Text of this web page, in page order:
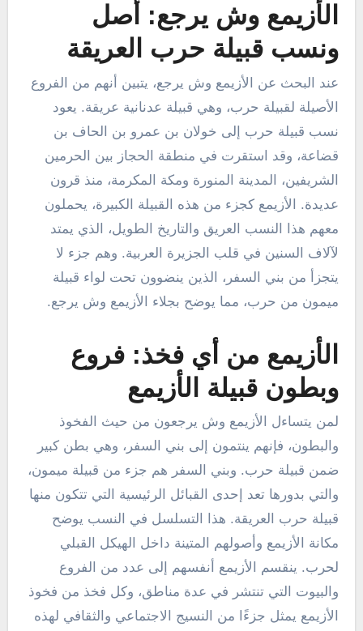
الأزيمع وش يرجع: أصل
ونسب قبيلة حرب العريقة
عند البحث عن الأزيمع وش يرجع، يتبين أنهم من الفروع
الأصيلة لقبيلة حرب، وهي قبيلة عدنانية عريقة. يعود
نسب قبيلة حرب إلى خولان بن عمرو بن الحاف بن
قضاعة، وقد استقرت في منطقة الحجاز بين الحرمين
الشريفين، المدينة المنورة ومكة المكرمة، منذ قرون
عديدة. الأزيمع كجزء من هذه القبيلة الكبيرة، يحملون
معهم هذا النسب العريق والتاريخ الطويل، الذي يمتد
لآلاف السنين في قلب الجزيرة العربية. وهم جزء لا
يتجزأ من بني السفر، الذين ينضوون تحت لواء قبيلة
ميمون من حرب، مما يوضح بجلاء الأزيمع وش يرجع.
الأزيمع من أي فخذ: فروع
وبطون قبيلة الأزيمع
لمن يتساءل الأزيمع وش يرجعون من حيث الفخوذ
والبطون، فإنهم ينتمون إلى بني السفر، وهي بطن كبير
ضمن قبيلة حرب. وبني السفر هم جزء من قبيلة ميمون،
والتي بدورها تعد إحدى القبائل الرئيسية التي تتكون منها
قبيلة حرب العريقة. هذا التسلسل في النسب يوضح
مكانة الأزيمع وأصولهم المتينة داخل الهيكل القبلي
لحرب. ينقسم الأزيمع أنفسهم إلى عدد من الفروع
والبيوت التي تنتشر في عدة مناطق، وكل فخذ من فخوذ
الأزيمع يمثل جزءًا من النسيج الاجتماعي والثقافي لهذه